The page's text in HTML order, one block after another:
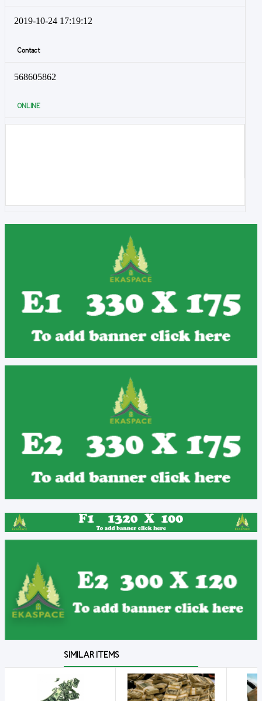
2019-10-24 17:19:12
Contact
568605862
ONLINE
SIMILAR ITEMS